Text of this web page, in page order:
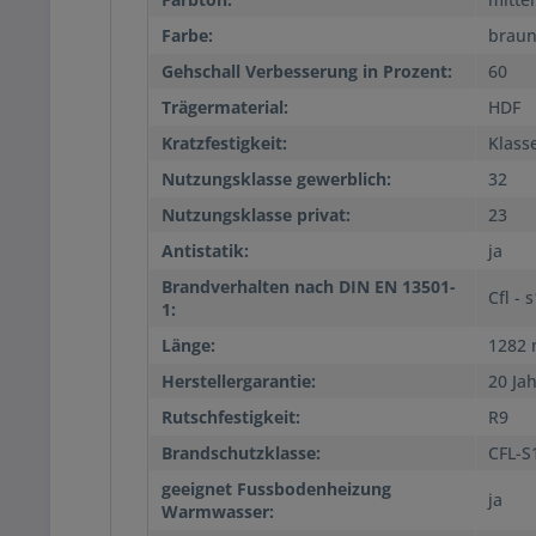
Farbe:
braun
Gehschall Verbesserung in Prozent:
60
Trägermaterial:
HDF
Kratzfestigkeit:
Nutzungsklasse gewerblich:
32
Nutzungsklasse privat:
23
Antistatik:
ja
Brandverhalten nach DIN EN 13501-
1:
Cfl -
Länge:
1282
Herstellergarantie:
20
Rutschfestigkeit:
R9
Brandschutzklasse:
CFL-S1
geeignet Fussbodenheizung
Warmwasser:
ja